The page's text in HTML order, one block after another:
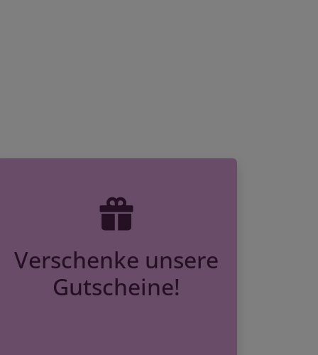
Verschenke unsere
Gutscheine!